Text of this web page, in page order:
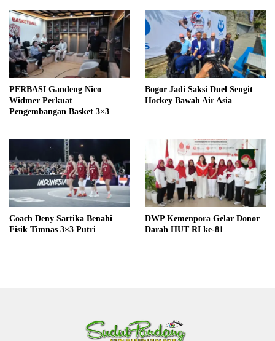
PERBASI Gandeng Nico
Widmer Perkuat
Pengembangan Basket 3×3
Bogor Jadi Saksi Duel Sengit
Hockey Bawah Air Asia
Coach Deny Sartika Benahi
Fisik Timnas 3×3 Putri
DWP Kemenpora Gelar Donor
Darah HUT RI ke-81